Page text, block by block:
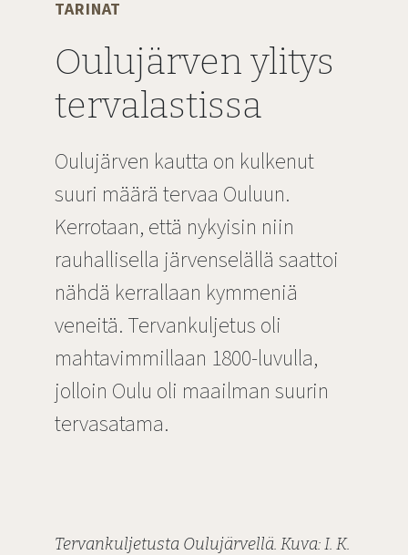
TARINAT
Oulujärven ylitys
tervalastissa
Oulujärven kautta on kulkenut
suuri määrä tervaa Ouluun.
Kerrotaan, että nykyisin niin
rauhallisella järvenselällä saattoi
nähdä kerrallaan kymmeniä
veneitä. Tervankuljetus oli
mahtavimmillaan 1800-luvulla,
jolloin Oulu oli maailman suurin
tervasatama.
Tervankuljetusta Oulujärvellä. Kuva: I. K.